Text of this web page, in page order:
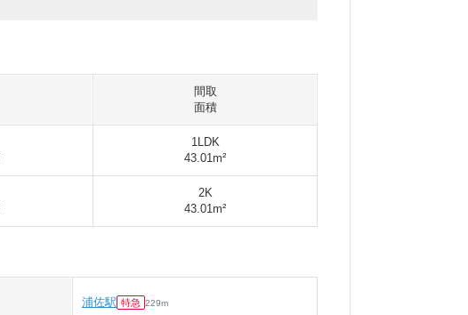
間取
面積
1LDK
43.01m²
2K
43.01m²
浦佐駅 特急 229m